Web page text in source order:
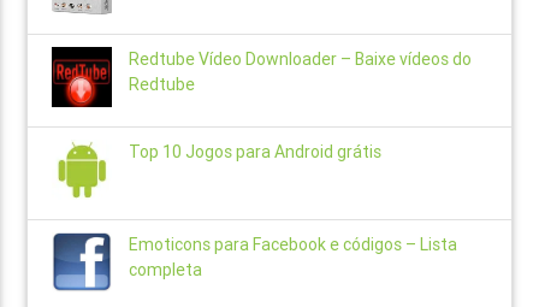
Redtube Vídeo Downloader – Baixe vídeos do
Redtube
Top 10 Jogos para Android grátis
Emoticons para Facebook e códigos – Lista
completa